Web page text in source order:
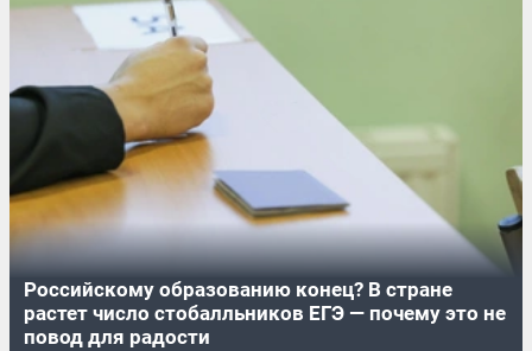
Российскому образованию конец? В стране
растет число стобалльников ЕГЭ — почему это не
повод для радости